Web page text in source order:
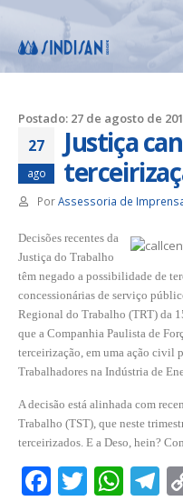
Postado: 27 de agosto de
27
ago
Justiça
PorAssessoria de
Decisões recentes da
Justiça do Trabalho
têm negado a possibilidade de
concessionárias de serviço
Regional do Trabalho (TRT) da
que a Companhia Paulista de
terceirização, em uma ação civil
Trabalhadores na Indústria de
A decisão está alinhada com
Trabalho (TST), que neste
terceirizados. E a Deso, hein?
Facebook
Twitter